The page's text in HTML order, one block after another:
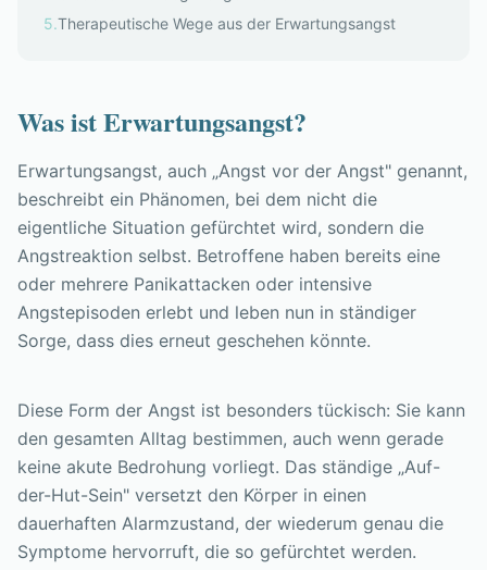
5.Therapeutische Wege aus der Erwartungsangst
Was ist Erwartungsangst?
Erwartungsangst, auch „Angst vor der Angst" genannt,
beschreibt ein Phänomen, bei dem nicht die
eigentliche Situation gefürchtet wird, sondern die
Angstreaktion selbst. Betroffene haben bereits eine
oder mehrere Panikattacken oder intensive
Angstepisoden erlebt und leben nun in ständiger
Sorge, dass dies erneut geschehen könnte.
Diese Form der Angst ist besonders tückisch: Sie kann
den gesamten Alltag bestimmen, auch wenn gerade
keine akute Bedrohung vorliegt. Das ständige „Auf-
der-Hut-Sein" versetzt den Körper in einen
dauerhaften Alarmzustand, der wiederum genau die
Symptome hervorruft, die so gefürchtet werden.